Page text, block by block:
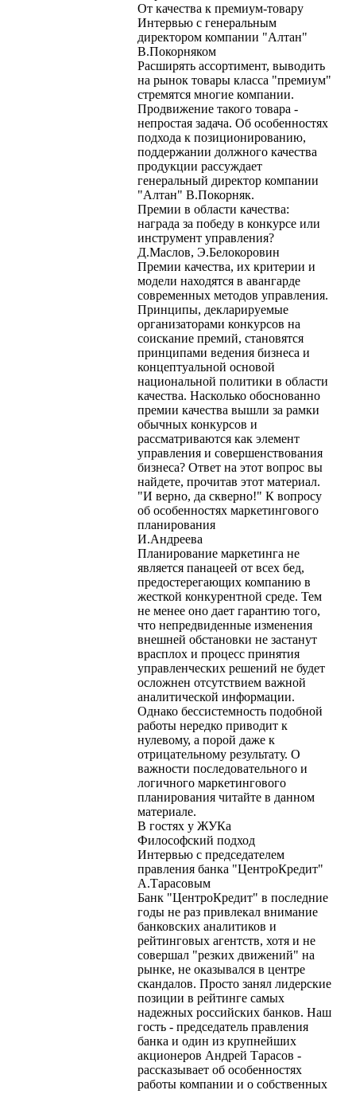
От качества к премиум-товару
Интервью с генеральным
директором компании "Алтан"
В.Покорняком
Расширять ассортимент, выводить
на рынок товары класса "премиум"
стремятся многие компании.
Продвижение такого товара -
непростая задача. Об особенностях
подхода к позиционированию,
поддержании должного качества
продукции рассуждает
генеральный директор компании
"Алтан" В.Покорняк.
Премии в области качества:
награда за победу в конкурсе или
инструмент управления?
Д.Маслов, Э.Белокоровин
Премии качества, их критерии и
модели находятся в авангарде
современных методов управления.
Принципы, декларируемые
организаторами конкурсов на
соискание премий, становятся
принципами ведения бизнеса и
концептуальной основой
национальной политики в области
качества. Насколько обоснованно
премии качества вышли за рамки
обычных конкурсов и
рассматриваются как элемент
управления и совершенствования
бизнеса? Ответ на этот вопрос вы
найдете, прочитав этот материал.
"И верно, да скверно!" К вопросу
об особенностях маркетингового
планирования
И.Андреева
Планирование маркетинга не
является панацеей от всех бед,
предостерегающих компанию в
жесткой конкурентной среде. Тем
не менее оно дает гарантию того,
что непредвиденные изменения
внешней обстановки не застанут
врасплох и процесс принятия
управленческих решений не будет
осложнен отсутствием важной
аналитической информации.
Однако бессистемность подобной
работы нередко приводит к
нулевому, а порой даже к
отрицательному результату. О
важности последовательного и
логичного маркетингового
планирования читайте в данном
материале.
В гостях у ЖУКа
Философский подход
Интервью с председателем
правления банка "ЦентроКредит"
А.Тарасовым
Банк "ЦентроКредит" в последние
годы не раз привлекал внимание
банковских аналитиков и
рейтинговых агентств, хотя и не
совершал "резких движений" на
рынке, не оказывался в центре
скандалов. Просто занял лидерские
позиции в рейтинге самых
надежных российских банков. Наш
гость - председатель правления
банка и один из крупнейших
акционеров Андрей Тарасов -
рассказывает об особенностях
работы компании и о собственных